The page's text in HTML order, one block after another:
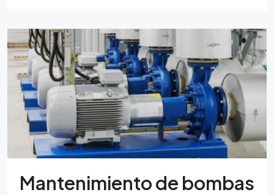
Mantenimiento de bombas